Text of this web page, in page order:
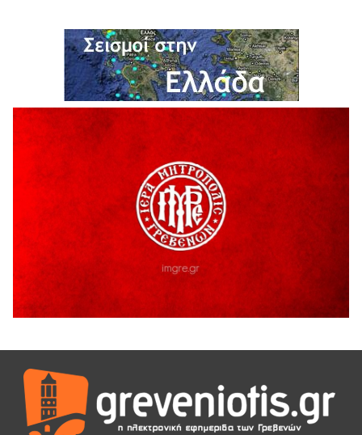
Η Marseaux στα Γρεβενά για μια μοναδική συναυλία
5 Αυγούστου 2026
Θερινό Σινεμά στο πλαίσιο του «Πολιτιστικού
Καλοκαιριού 2026» με την βραβευμένη ταινία «Μικρές
Ανάσες».
5 Αυγούστου 2026
Γρεβενά: Συνελήφθη 18χρονος αλλοδαπός, για κλοπή
εξοπλισμού γυμναστηρίου
ΑΗ ΛΑΟΣ | 5 Αυγούστου | Υπαίθριο Θέατρο “Καστράκι”,
41η Γιορτή Κρασιού στο Τρίκωμο – «Γιορτή Παράδοσης»
5 Αυγούστου 2026
ΕΥΧΑΡΙΣΤΙΕΣ Φυσιολατρικού Συλλόγου Γρεβενών
4 Αυγούστου 2026